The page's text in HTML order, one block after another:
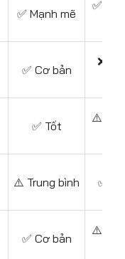
✅ Mạnh mẽ
✅
✅ Cơ bản
❌
✅ Tốt
⚠️
⚠️ Trung bình ✅
✅ Cơ bản
⚠️